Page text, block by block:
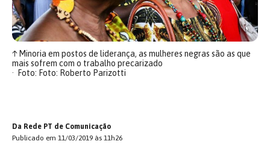
↑Minoria em postos de liderança, as mulheres negras são as que
mais sofrem com o trabalho precarizado
Foto: Foto: Roberto Parizotti
Da Rede PT de Comunicação
Publicado em 11/03/2019 às 11h26